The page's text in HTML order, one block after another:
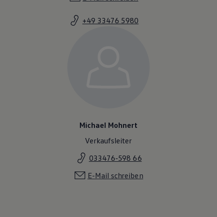
Lifestyle
Transport
+49 33476 5980
Michael Mohnert
Verkaufsleiter
033476-598 66
E-Mail schreiben